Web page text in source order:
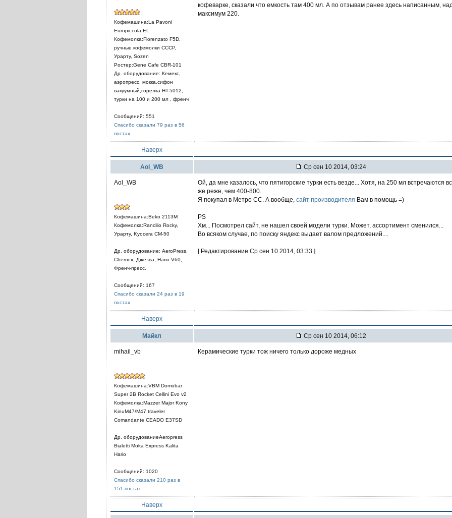
Кофемашина:La Pavoni
Europiccola EL
Кофемолка:Fiorenzato F5D,
ручные кофемолки СССР,
Урарту, Sozen
Ростер:Gene Cafe CBR-101
Др. оборудование: Кемекс,
аэропресс, мокка,сифон
вакуумный,горелка HT-5012,
турки на 100 и 200 мл , френч
Сообщений: 551
Спасибо сказали 79 раз в 56
постах
кофеварке, сказали что емкость там 400 мл. А по отзывам ранее здесь написанным,
максимум 220.
Наверх
Aol_WB Ср сен 10 2014, 03:24
Aol_WB
Кофемашина:Beko 2113M
Кофемолка:Rancilio Rocky,
Урарту, Kyocera CM-50
Др. оборудование: AeroPress,
Chemex, Джезва, Hario V60,
Френч-пресс.
Сообщений: 167
Спасибо сказали 24 раз в 19
постах
Ой, да мне казалось, что пятигорские турки есть везде... Хотя, на 250 мл встречаются
же реже, чем 400-800.
Я покупал в Метро СС. А вообще, сайт производителя Вам в помощь =)
PS
Хм... Посмотрел сайт, не нашел своей модели турки. Может, ассортимент сменился...
Во всяком случае, по поиску яндекс выдает валом предложений....
[ Редактирование Ср сен 10 2014, 03:33 ]
Наверх
Mайкл Ср сен 10 2014, 06:12
mihail_vb
Кофемашина:VBM Domobar
Super 2B Rocket Cellini Evo v2
Кофемолка:Mazzer Major Kony
KinuM47/M47 traveler
Comandante CEADO E37SD
Др. оборудованиеAeropress
Bialetti Moka Express Kalita
Hario
Сообщений: 1020
Спасибо сказали 210 раз в
151 постах
Керамические турки тож ничего только дороже медных
Наверх